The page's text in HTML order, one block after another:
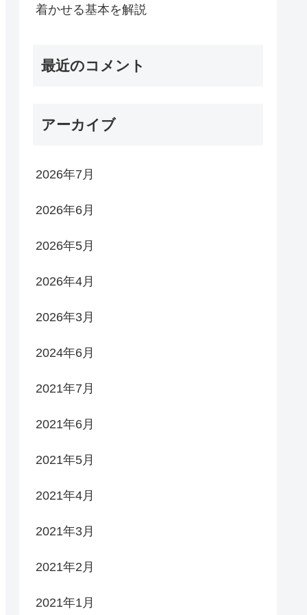
着かせる基本を解説
最近のコメント
アーカイブ
2026年7月
2026年6月
2026年5月
2026年4月
2026年3月
2024年6月
2021年7月
2021年6月
2021年5月
2021年4月
2021年3月
2021年2月
2021年1月